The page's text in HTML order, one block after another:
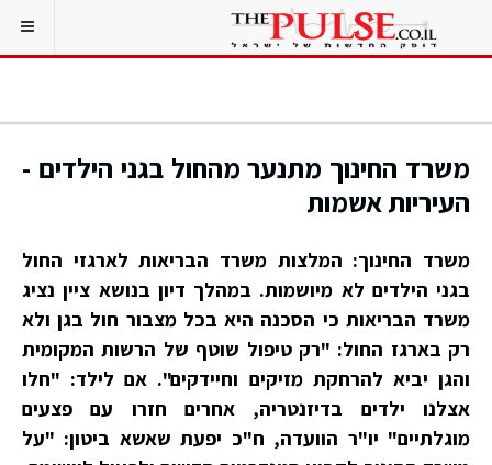
משרד החינוך מתנער מהחול בגני הילדים -
העיריות אשמות
משרד החינוך: המלצות משרד הבריאות לארגזי החול
בגני הילדים לא מיושמות. במהלך דיון בנושא ציין נציג
משרד הבריאות כי הסכנה היא בכל מצבור חול בגן ולא
רק בארגז החול: "רק טיפול שוטף של הרשות המקומית
והגן יביא להרחקת מזיקים וחיידקים". אם לילד: "חלו
אצלנו ילדים בדיזנטריה, אחרים חזרו עם פצעים
מוגלתיים" יו"ר הוועדה, ח"כ יפעת שאשא ביטון: "על